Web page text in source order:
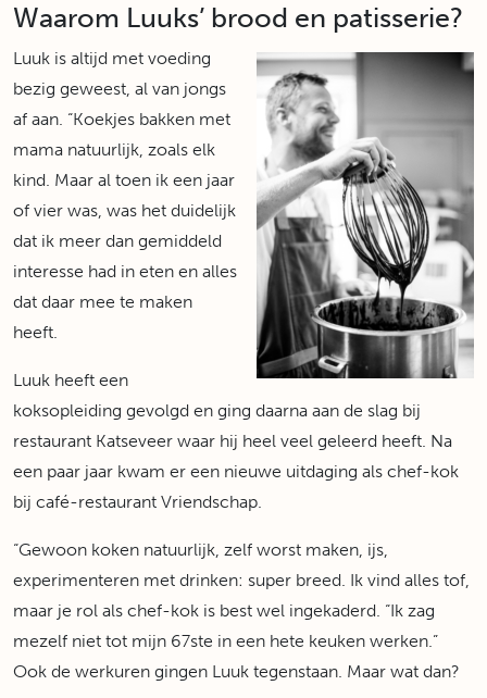
Waarom Luuks’ brood en patisserie?
Luuk is altijd met voeding
bezig geweest, al van jongs
af aan. “Koekjes bakken met
mama natuurlijk, zoals elk
kind. Maar al toen ik een jaar
of vier was, was het duidelijk
dat ik meer dan gemiddeld
interesse had in eten en alles
dat daar mee te maken
heeft.
Luuk heeft een
koksopleiding gevolgd en ging daarna aan de slag bij
restaurant Katseveer waar hij heel veel geleerd heeft. Na
een paar jaar kwam er een nieuwe uitdaging als chef-kok
bij café-restaurant Vriendschap.
“Gewoon koken natuurlijk, zelf worst maken, ijs,
experimenteren met drinken: super breed. Ik vind alles tof,
maar je rol als chef-kok is best wel ingekaderd. “Ik zag
mezelf niet tot mijn 67ste in een hete keuken werken.”
Ook de werkuren gingen Luuk tegenstaan. Maar wat dan?